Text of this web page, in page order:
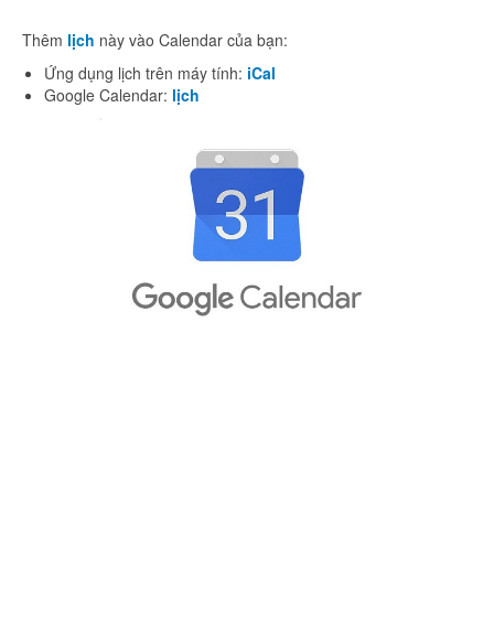
Thêm lịch này vào Calendar của bạn:
Ứng dụng lịch trên máy tính: iCal
Google Calendar: lịch